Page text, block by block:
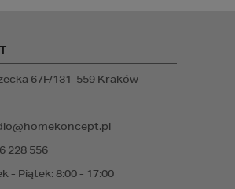
- Piątek: 8:00 - 17:00
228 556
67F/131-559 Kraków